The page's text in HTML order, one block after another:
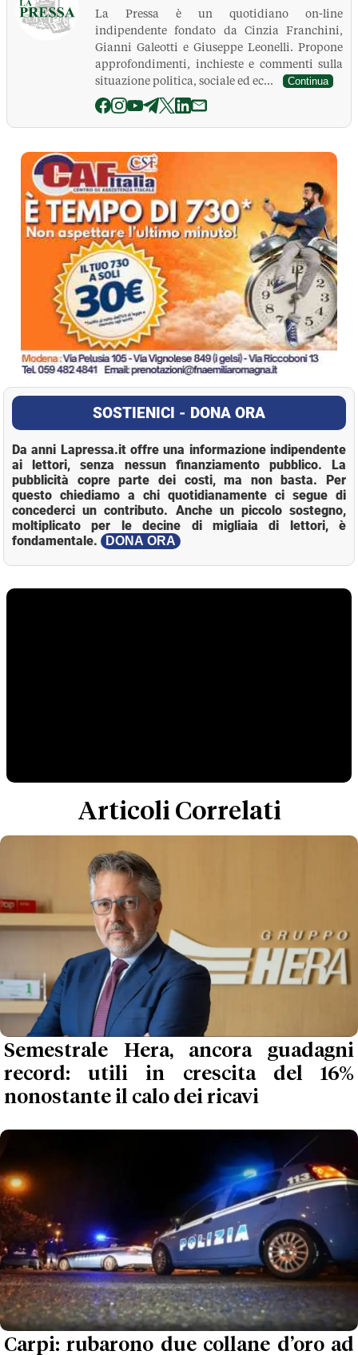
La Pressa è un quotidiano on-line
indipendente fondato da Cinzia Franchini,
Gianni Galeotti e Giuseppe Leonelli. Propone
approfondimenti, inchieste e commenti sulla
situazione politica, sociale ed ec...
Continua
La Pressa
SOSTIENICI - DONA ORA
Da anni Lapressa.it offre una informazione indipendente
ai lettori, senza nessun finanziamento pubblico. La
pubblicità copre parte dei costi, ma non basta. Per
questo chiediamo a chi quotidianamente ci segue di
concederci un contributo. Anche un piccolo sostegno,
moltiplicato per le decine di migliaia di lettori, è
fondamentale.
DONA ORA
Articoli Correlati
Semestrale Hera, ancora guadagni
record: utili in crescita del 16%
nonostante il calo dei ricavi
Carpi: rubarono due collane d’oro ad